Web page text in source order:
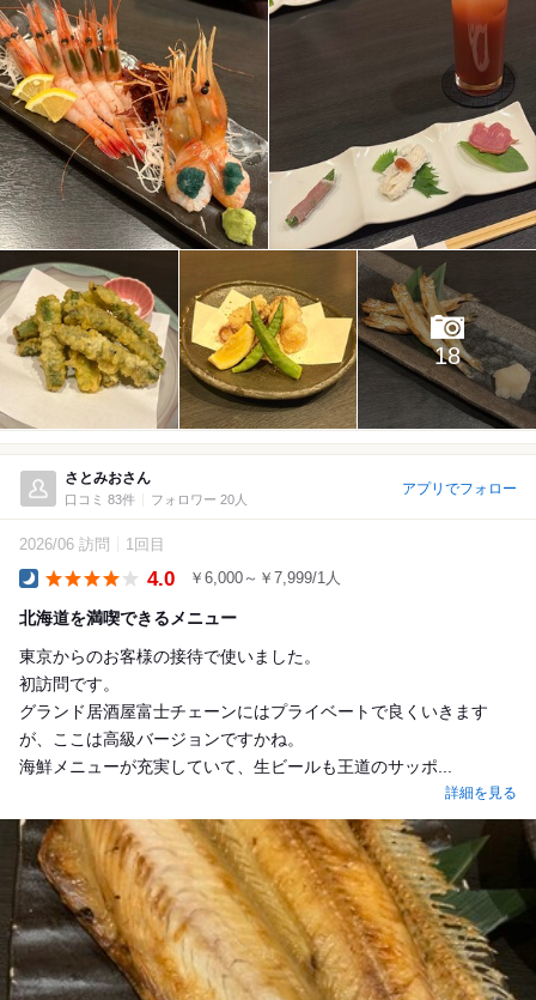
18
さとみおさん
口コミ 83件 フォロワー 20人
アプリでフォロー
2026/06 訪問 1回目
4.0 ￥6,000～￥7,999/1人
北海道を満喫できるメニュー
東京からのお客様の接待で使いました。
初訪問です。
グランド居酒屋富士チェーンにはプライベートで良くいきます
が、ここは高級バージョンですかね。
海鮮メニューが充実していて、生ビールも王道のサッポ...
詳細を見る